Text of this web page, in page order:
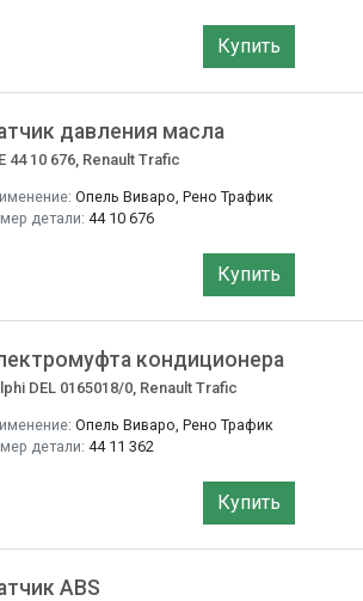
Купить
давления масла
44 10 676, Renault Trafic
Опель Виваро, Рено Трафик
детали: 44 10 676
Купить
кондиционера
DEL 0165018/0, Renault Trafic
Опель Виваро, Рено Трафик
детали: 44 11 362
Купить
ABS